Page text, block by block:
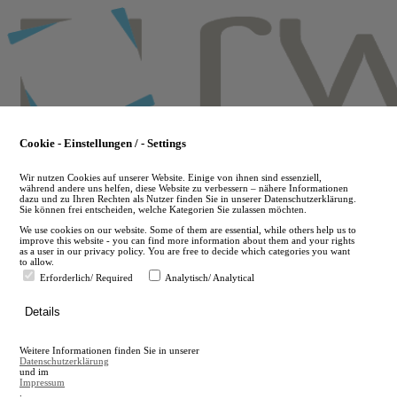
to
main
en
A
A
Cookie - Einstellungen / - Settings
Wir nutzen Cookies auf unserer Website. Einige von ihnen sind essenziell,
während andere uns helfen, diese Website zu verbessern – nähere Informationen
dazu und zu Ihren Rechten als Nutzer finden Sie in unserer Datenschutzerklärung.
Sie können frei entscheiden, welche Kategorien Sie zulassen möchten.
We use cookies on our website. Some of them are essential, while others help us to
improve this website - you can find more information about them and your rights
as a user in our privacy policy. You are free to decide which categories you want
to allow.
Erforderlich/ Required
Analytisch/ Analytical
Details
Weitere Informationen finden Sie in unserer
Datenschutzerklärung
und im
Impressum